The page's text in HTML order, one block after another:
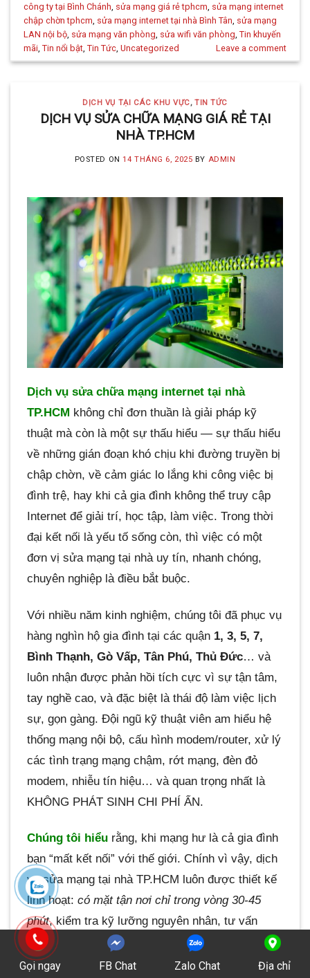
công ty tại Bình Chánh sửa mạng giá rẻ tphcm sửa mạng internet
chập chờn tphcm sửa mạng internet tại nhà Bình Tân sửa mạng
LAN nội bộ sửa mạng văn phòng sửa wifi văn phòng ,Tin khuyến
mãi ,Tin nổi bật ,Tin Tức ,Uncategorized Leave a comment
DỊCH VỤ TẠI CÁC KHU VỰC,TIN TỨC
DỊCH VỤ SỬA CHỮA MẠNG GIÁ RẺ TẠI
NHÀ TP.HCM
POSTED ON14 THÁNG 6, 2025 BY ADMIN
Dịch vụ sửa chữa mạng internet tại nhà
TP.HCM không chỉ đơn thuần là giải pháp kỹ
thuật mà còn là một sự thấu hiểu — sự thấu hiểu
về những gián đoạn khó chịu khi đường truyền bị
chập chờn, về cảm giác lo lắng khi công việc bị
đình trệ, hay khi cả gia đình không thể truy cập
Internet để giải trí, học tập, làm việc. Trong thời
đại kết nối là yếu tố sống còn, thì việc có một
đơn vị sửa mạng tại nhà uy tín, nhanh chóng,
chuyên nghiệp là điều bắt buộc.
Với nhiều năm kinh nghiệm, chúng tôi đã phục vụ
hàng nghìn hộ gia đình tại các quận 1, 3, 5, 7,
Bình Thạnh, Gò Vấp, Tân Phú, Thủ Đức… và
luôn nhận được phản hồi tích cực vì sự tận tâm,
tay nghề cao, và đặc biệt là thái độ làm việc lịch
sự, gọn gàng. Đội ngũ kỹ thuật viên am hiểu hệ
thống mạng nội bộ, cấu hình modem/router, xử lý
các tình trạng mạng chậm, rớt mạng, đèn đỏ
modem, nhiễu tín hiệu… và quan trọng nhất là
KHÔNG PHÁT SINH CHI PHÍ ẨN.
Chúng tôi hiểu rằng, khi mạng hư là cả gia đình
bạn “mất kết nối” với thế giới. Chính vì vậy, dịch
vụ sửa mạng tại nhà TP.HCM luôn được thiết kế
linh hoạt: có mặt tận nơi chỉ trong vòng 30-45
phút, kiểm tra kỹ lưỡng nguyên nhân, tư vấn
phương án khắc phục tiết kiệm nhất, hỗ trợ tận
tình kể cả những lỗi nhỏ như chập dây, hỏng
Gọi ngay FB Chat Zalo Chat Địa chỉ